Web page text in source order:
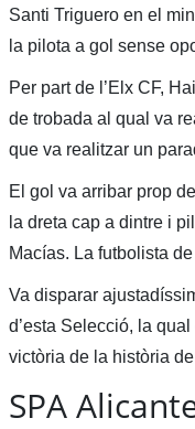
Santi Triguero en el
la pilota a gol sense
Per part de l’Elx CF,
de trobada al qual va
que va realitzar un
El gol va arribar prop
la dreta cap a dintre i
Macías. La futbolista
Va disparar
d’esta Selecció, la
victòria de la història
SPA